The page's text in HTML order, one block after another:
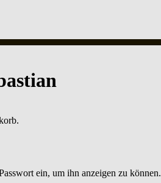
ein, um ihn anzeigen zu können.